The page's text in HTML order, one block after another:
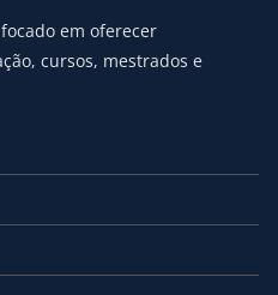
em oferecer
cursos, mestrados e